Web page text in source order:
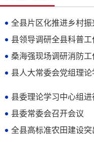
全县片区化推进乡村
县领导调研全县科普工
桑海强现场调研消防工
县人大常委会党组理
县委理论学习中心组
县委常委会召开会议
全县高标准农田建设